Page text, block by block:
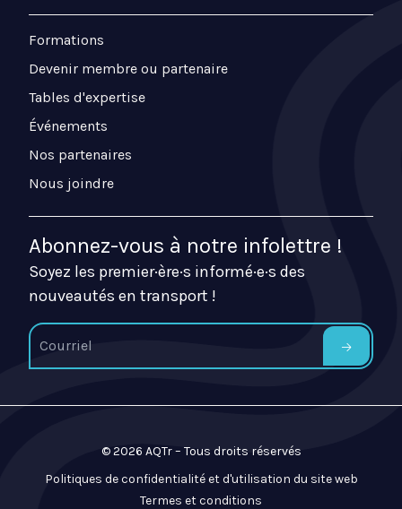
Formations
Devenir membre ou partenaire
Tables d'expertise
Événements
Nos partenaires
Nous joindre
Abonnez-vous à notre infolettre !
Soyez les premier·ère·s informé·e·s des
nouveautés en transport !
© 2026 AQTr – Tous droits réservés
Politiques de confidentialité et d'utilisation du site web
Termes et conditions